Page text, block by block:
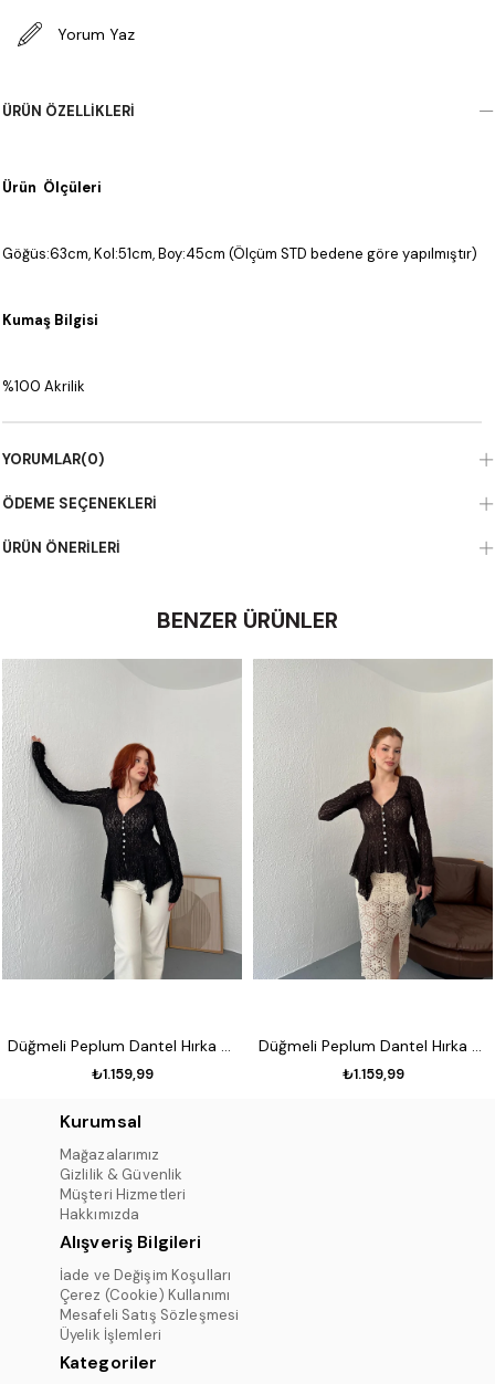
Yorum Yaz
ÜRÜN ÖZELLIKLERI
Ürün Ölçüleri
Göğüs:63cm, Kol:51cm, Boy:45cm (Ölçüm STD bedene göre yapılmıştır)
Kumaş Bilgisi
%100 Akrilik
YORUMLAR(0)
ÖDEME SEÇENEKLERI
ÜRÜN ÖNERILERI
BENZER ÜRÜNLER
Düğmeli Peplum Dantel Hırka Siyah
₺1.159,99
Düğmeli Peplum Dantel Hırka Koyu kahve
₺1.159,99
Kurumsal
Mağazalarımız
Gizlilik & Güvenlik
Müşteri Hizmetleri
Hakkımızda
Alışveriş Bilgileri
İade ve Değişim Koşulları
Çerez (Cookie) Kullanımı
Mesafeli Satış Sözleşmesi
Üyelik İşlemleri
Kategoriler